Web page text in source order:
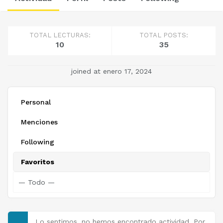
TOTAL LECTURAS:
10
TOTAL POSTS:
35
joined at enero 17, 2024
Personal
Menciones
Following
Favoritos
Lo sentimos, no hemos encontrado actividad. Por